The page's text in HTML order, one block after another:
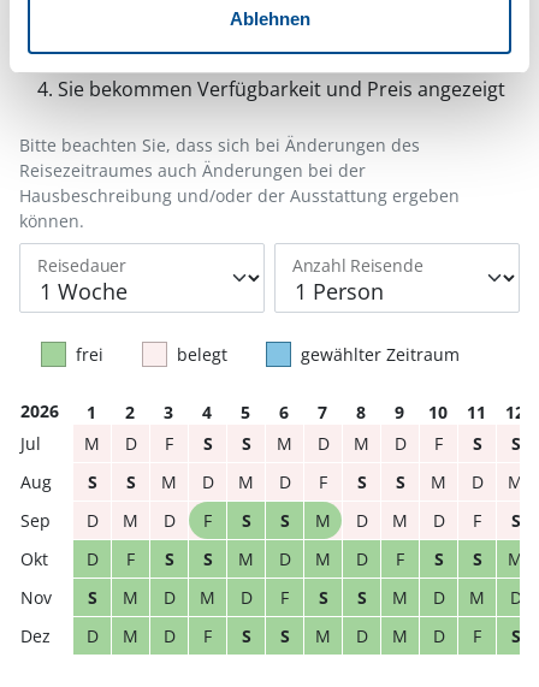
Ablehnen
Anzahl Reisende auswählen
Anreisetag im Belegungskalender anklicken
Sie bekommen Verfügbarkeit und Preis angezeigt
Reisedauer Anzahl Reisende
Bitte beachten Sie, dass sich bei Änderungen des
Reisezeitraumes auch Änderungen bei der
Hausbeschreibung und/oder der Ausstattung ergeben
können.
frei belegt gewählter Zeitraum
2026 1 2 3 4 5 6 7 8 9 10 11
12
M
D F S S M D M D F S
S
S
S M D M D F S S M D
M
D
M D F S S M D M D F
S
D
F S S M D M D F S S
M
S
M D M D F S S M D M
D
D
M D F S S M D M D F S